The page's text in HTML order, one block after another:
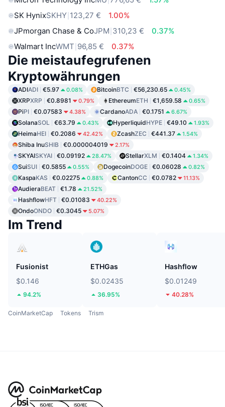
SK HynixSKHY 123,27 €
1.00%
JPmorgan Chase & CoJPM 310,23 €
0.37%
Walmart IncWMT 96,85 € 0.37%
Die meistaufegrufenen
Kryptowährungen
ADIADI €5.97 0.08% BitcoinBTC €56,230.65 0.45%
XRPXRP €0.8981 0.79% EthereumETH €1,659.58 0.65%
PiPI €0.07583 4.38% CardanoADA €0.1751 6.67%
SolanaSOL €63.79 0.43% HyperliquidHYPE €49.10 1.93%
HeimaHEI €0.2086 42.42% ZcashZEC €441.37 1.54%
Shiba InuSHIB €0.000004019 2.17%
SKYAISKYAI €0.09192 28.47% StellarXLM €0.1404 1.34%
SuiSUI €0.5855 0.55% DogecoinDOGE €0.06028 0.82%
KaspaKAS €0.02275 0.88% CantonCC €0.0782 11.13%
AudieraBEAT €1.78 21.52%
HashflowHFT €0.01083 40.22%
OndoONDO €0.3045 5.07%
Im Trend
Fusionist
$0.146
94.2%
ETHGas
$0.02435
36.95%
Hashflow
$0.01249
40.28%
CoinMarketCap Tokens Trism